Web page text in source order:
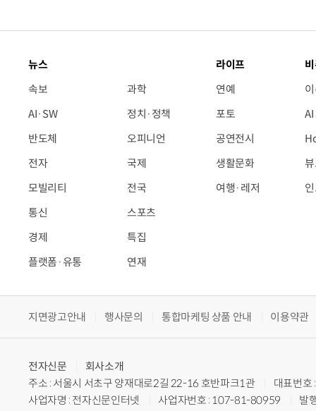
뉴스
속보
AI·SW
반도체
전자
모빌리티
통신
경제
플랫폼·유통
과학
정치·정책
오피니언
국제
전국
스포츠
특집
연재
라이프
연예
포토
공연전시
생활문화
여행·레저
지면광고안내 행사문의 통합마케팅 상품 안내 이용약관
전자신문
회사소개
주소 : 서울시 서초구 양재대로2길 22-16 호반파크1관
대표번
사업자명 : 전자신문인터넷
사업자번호 : 107-81-80959
발